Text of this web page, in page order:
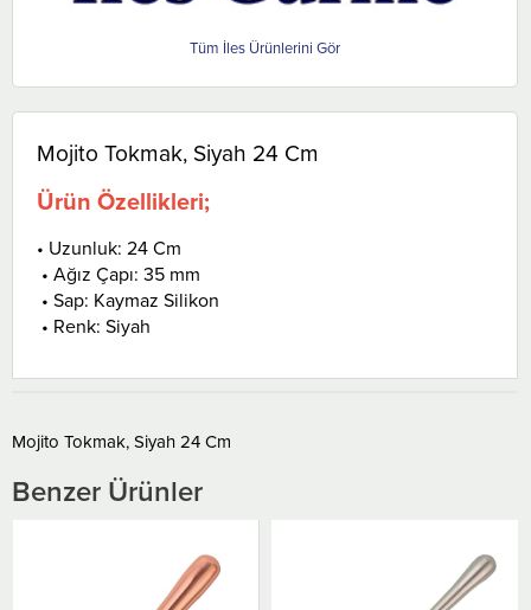
İles
Mojito Tokmak, Siyah 24 Cm
Ürün Özellikleri;
• Uzunluk: 24 Cm
• Ağız Çapı: 35 mm
• Sap: Kaymaz Silikon
• Renk: Siyah
Mojito Tokmak, Siyah 24 Cm
Benzer Ürünler